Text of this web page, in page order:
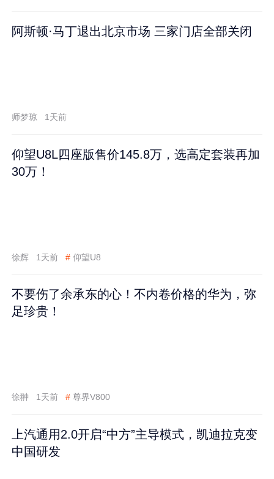
阿斯顿·马丁退出北京市场 三家门店全部关闭
师梦琼 1天前
仰望U8L四座版售价145.8万，选高定套装再加
30万！
徐辉 1天前 # 仰望U8
不要伤了余承东的心！不内卷价格的华为，弥
足珍贵！
徐翀 1天前 # 尊界V800
上汽通用2.0开启“中方”主导模式，凯迪拉克变
中国研发